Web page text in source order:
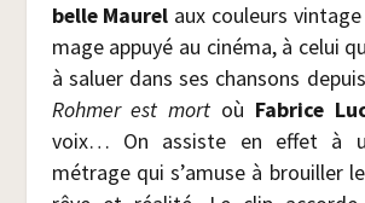
belle Mau­rel aux cou­leurs
mage appuyé au ciné­ma, à celui
à saluer dans ses chan­sons
Roh­mer est mort où Fabrice
voix… On assiste en effet à
métrage qui s’amuse à brouiller